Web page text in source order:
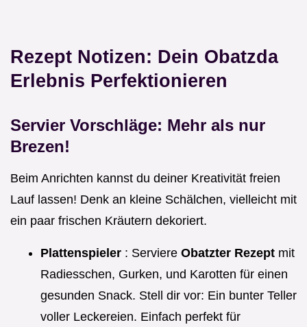
Rezept Notizen: Dein Obatzda
Erlebnis Perfektionieren
Servier Vorschläge: Mehr als nur
Brezen!
Beim Anrichten kannst du deiner Kreativität freien
Lauf lassen! Denk an kleine Schälchen, vielleicht mit
ein paar frischen Kräutern dekoriert.
Plattenspieler : Serviere Obatzter Rezept mit
Radiesschen, Gurken, und Karotten für einen
gesunden Snack. Stell dir vor: Ein bunter Teller
voller Leckereien. Einfach perfekt für